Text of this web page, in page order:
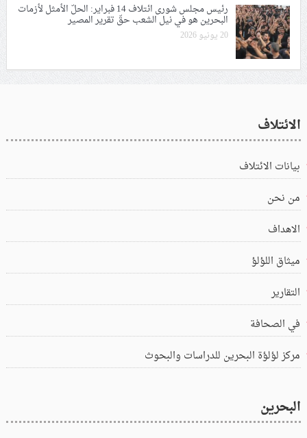
رئيس مجلس شورى ائتلاف 14 فبراير: الحلّ الأمثل لأزمات
البحرين هو في نيل الشعب حقّ تقرير المصير
20 يونيو 2026
الائتلاف
بيانات الائتلاف
من نحن
الاهداف
ميثاق اللؤلؤ
التقارير
في الصحافة
مركز لؤلؤة البحرين للدراسات والبحوث
البحرين